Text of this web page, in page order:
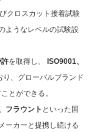
クロスカット接着試験
ようなレベルの試験設
を取得し、
ISO9001、
、グローバルブランド
とができる。
フラウント といった国
ーカーと提携し続ける